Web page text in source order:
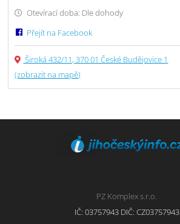
Otevírací doba: Dle dohody
Přejít na Facebook
Široká 432/11, 370 01 České Budějovice 1
(zobrazit na mapě)
PZ Komplex s.r.o.
IČ: 03757943 DIČ: CZ03757943